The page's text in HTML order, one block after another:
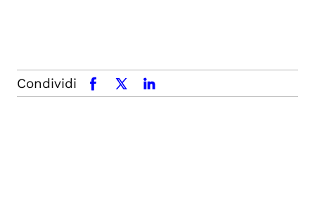
Condividi facebookx.comlinkedin